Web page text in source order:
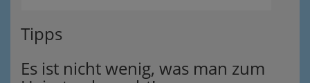
Tipps
Es ist nicht wenig, was man zum